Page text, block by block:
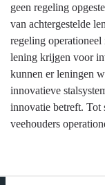
geen regeling
van achtergestelde
regeling operationeel
lening krijgen voor
kunnen er leningen
innovatieve
innovatie betreft. Tot
veehouders